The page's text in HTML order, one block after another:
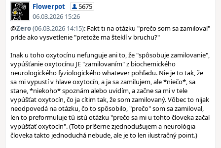
Flowerpot
5675
06.03.2026 15:26
@Zero(06.03.2026 14:15): Fakt ti na otázku "prečo som sa zamiloval"
príde ako vysvetlenie "pretože ma šteklí v bruchu?"
Inak u toho oxytocínu nefunguje ani to, že "spôsobuje zamilovanie",
vypúšťanie oxytocínu JE "zamilovaním" z biochemického
neurologického fyziologického whatever pohľadu. Nie je to tak, že
sa mi vypustí v hlave oxytocín, a ja sa zamilujem, ale *niečo*, sa
stane, *niekoho* spoznám alebo uvidím, a začne sa mi v tele
vypúšťat oxytocín, čo ja cítim tak, že som zamilovaný. Vôbec to nijak
neodpovedá na otázku, čo to spôsobilo, "prečo" som sa zamiloval,
len to preformuluje tú istú otázku "prečo sa mi u tohto človeka začal
vypúšťať oxytocín". (Toto príšerne zjednodušujem a neurológia
človeka takto jednoduchá nebude, ale je to len ilustračný point.)